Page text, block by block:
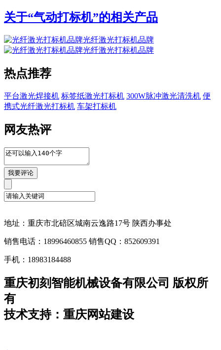
关于“气动打标机”的相关产品
光纤激光打标机品牌
光纤激光打标机品牌
热点推荐
平台激光焊接机 标签纸激光打标机 300W脉冲激光清洗机 便
携式光纤激光打标机 车架打标机
网友热评
地址：重庆市北碚区城南云逸路17号 陕西办事处
销售电话：18996460855 销售QQ：852609391
手机：18983184488
重庆初刻智能机械设备有限公司 版权所
有
技术支持：重庆网站建设